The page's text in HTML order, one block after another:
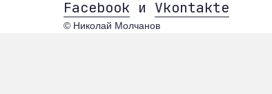
Facebook и Vkontakte
© Николай Молчанов